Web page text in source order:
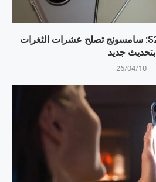
جالكسي S25، S24، S23: سامسونج تصلح عشرات الثغرات
بتحديث جديد
26/04/10